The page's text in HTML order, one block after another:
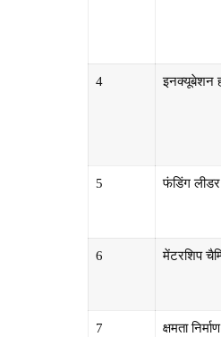
4 इनक्यूबेशन
5 फंडिंग लीडर
6 मेंटरशिप
7 क्षमता